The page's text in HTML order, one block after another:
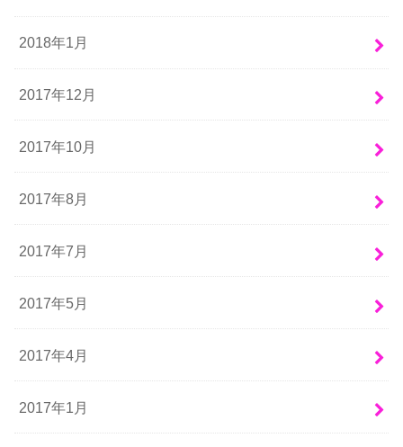
2018年1月
2017年12月
2017年10月
2017年8月
2017年7月
2017年5月
2017年4月
2017年1月